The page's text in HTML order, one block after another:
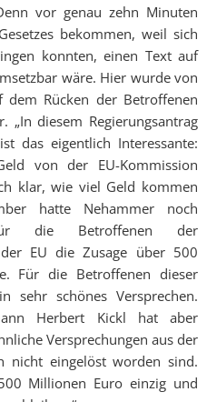
vor genau zehn Minuten
bekommen, weil sich
konnten, einen Text auf
wäre. Hier wurde von
Rücken der Betroffenen
„In diesem Regierungsantrag
das eigentlich Interessante:
von der EU-Kommission
klar, wie viel Geld kommen
hatte Nehammer noch
die Betroffenen der
EU die Zusage über 500
Für die Betroffenen dieser
sehr schönes Versprechen.
Herbert Kickl hat aber
Versprechungen aus der
nicht eingelöst worden sind.
Millionen Euro einzig und